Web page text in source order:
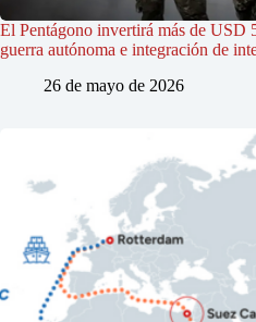
El Pentágono invertirá más de USD
guerra autónoma e integración de
26 de mayo de 2026